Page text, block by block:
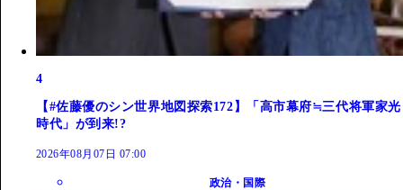
4
【#佐藤優のシン世界地図探索172】「高市幕府≒三代将軍家光
時代」が到来!?
2026年08月07日 07:00
政治・国際